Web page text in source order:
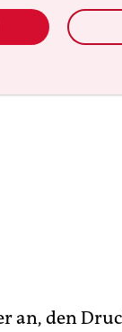
an, den